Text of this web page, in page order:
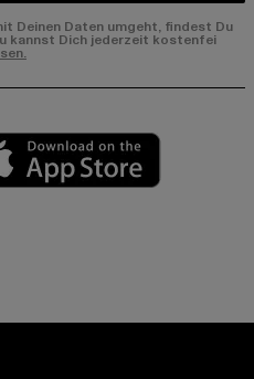
Deinen Daten umgeht, findest Du
kannst Dich jederzeit kostenfei
market